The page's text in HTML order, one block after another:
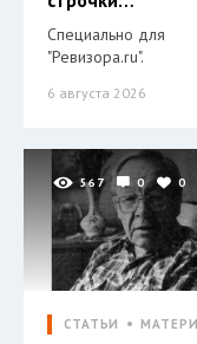
Специально для
"Ревизора.ru".
6 августа 2026
567 0 0
СТАТЬИ